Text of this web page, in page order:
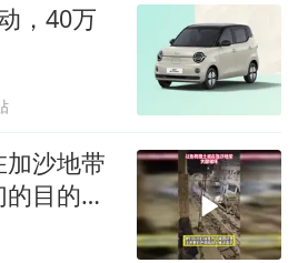
，40万
加沙地带
目的就